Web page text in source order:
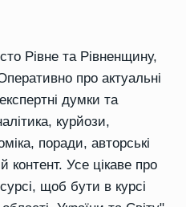
Рівне та Рівненщину,
про актуальні
думки та
курйози,
поради, авторські
контент. Усе цікаве про
щоб бути в курсі